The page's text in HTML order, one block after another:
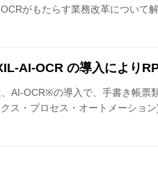
がもたらす業務改革について解
AI-OCR の導入により
AI-OCR※の導入で、手書き帳票
クス・プロセス・オートメーション